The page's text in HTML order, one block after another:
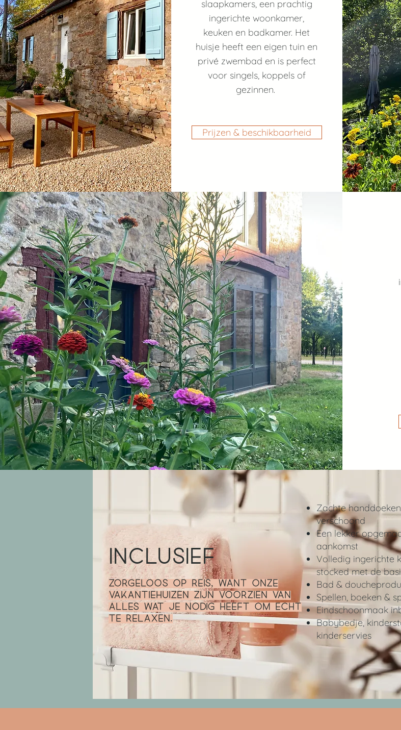
slaapkamers, een prachtig
ingerichte woonkamer,
keuken en badkamer. Het
huisje heeft een eigen tuin en
privé zwembad en is perfect
voor singels, koppels of
gezinnen.
Prijzen & beschikbaarheid
Zachte
verschoond
Een lekker
aankomst
Volledig ingerichte
stocked met de
Bad &
Spellen, boeken &
Eindschoonmaak
Babybedje,
kinderservies
Inclusief
Zorgeloos op reis, want onze
vakantiehuizen zijn voorzien van
alles wat je nodig heeft om echt
te relaxen.